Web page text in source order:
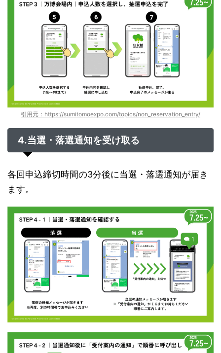
引用元：https://sumitomoexpo.com/topics/non_reservation_entry/
4.当選・落選通知を受け取る
各回申込締切時間の3分後に当選・落選通知が届き
ます。